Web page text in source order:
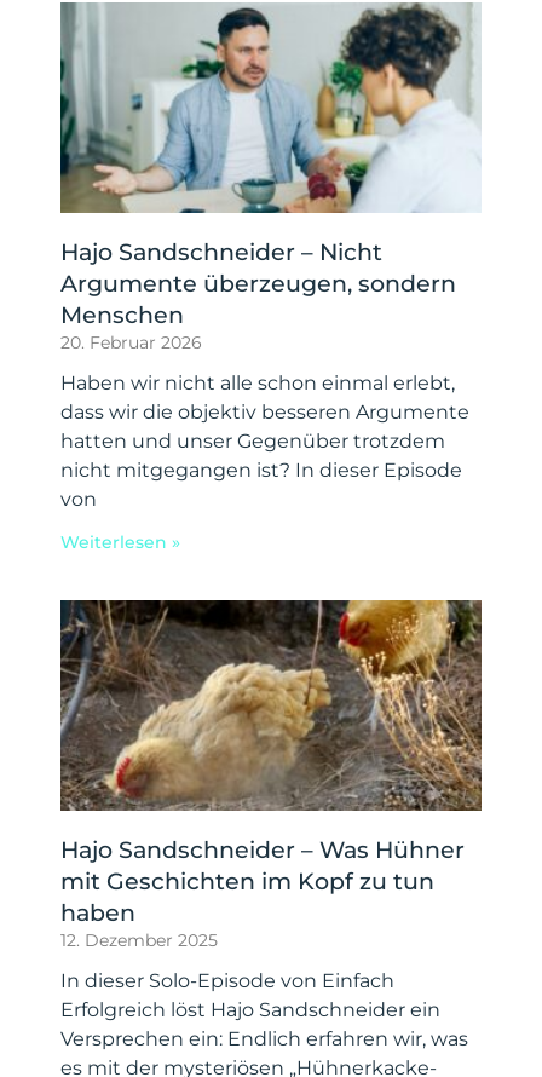
Hajo Sandschneider – Nicht
Argumente überzeugen, sondern
Menschen
20. Februar 2026
Haben wir nicht alle schon einmal erlebt,
dass wir die objektiv besseren Argumente
hatten und unser Gegenüber trotzdem
nicht mitgegangen ist? In dieser Episode
von
Weiterlesen »
Hajo Sandschneider – Was Hühner
mit Geschichten im Kopf zu tun
haben
12. Dezember 2025
In dieser Solo-Episode von Einfach
Erfolgreich löst Hajo Sandschneider ein
Versprechen ein: Endlich erfahren wir, was
es mit der mysteriösen „Hühnerkacke-